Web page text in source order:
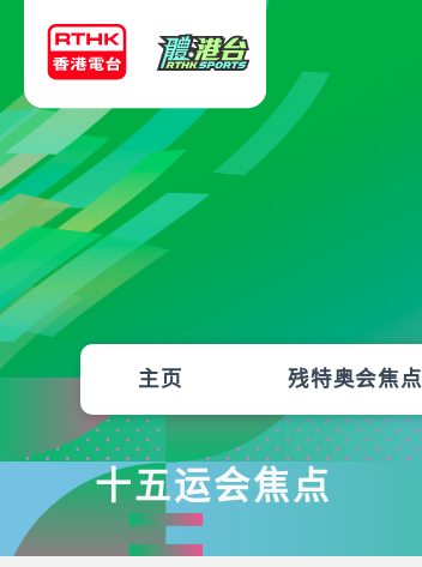
主页 残特奥会焦点
十五运会焦点